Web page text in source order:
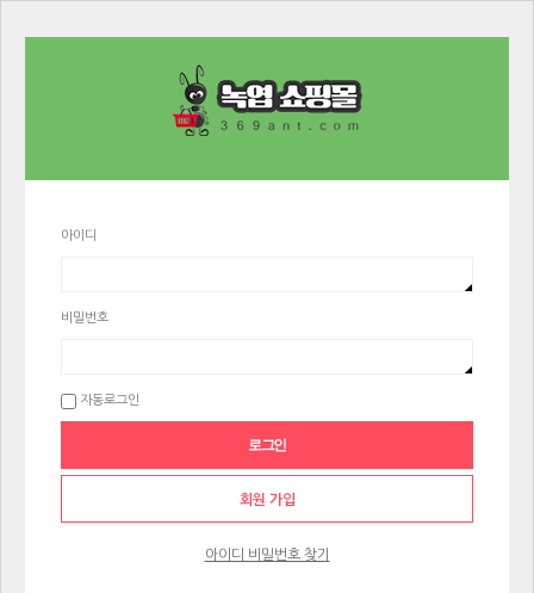
아이디
비밀번호
자동로그인
회원 가입
아이디 비밀번호 찾기